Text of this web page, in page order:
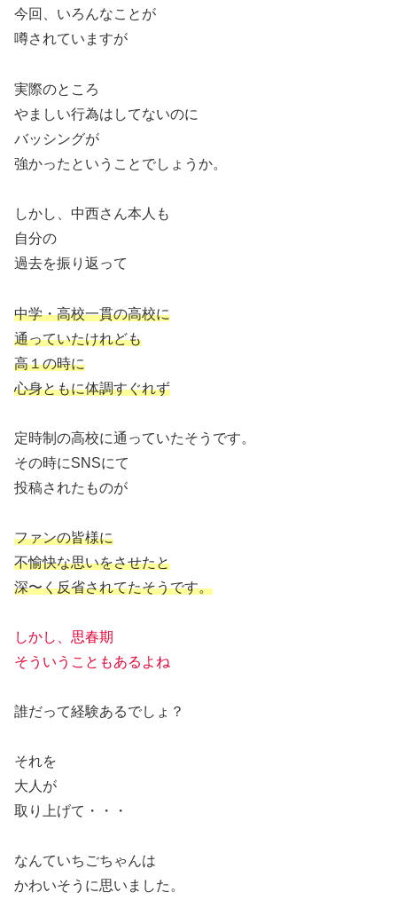
今回、いろんなことが
噂されていますが
実際のところ
やましい行為はしてないのに
バッシングが
強かったということでしょうか。
しかし、中西さん本人も
自分の
過去を振り返って
中学・高校一貫の高校に
通っていたけれども
高１の時に
心身ともに体調すぐれず
定時制の高校に通っていたそうです。
その時にSNSにて
投稿されたものが
ファンの皆様に
不愉快な思いをさせたと
深〜く反省されてたそうです。
しかし、思春期
そういうこともあるよね
誰だって経験あるでしょ？
それを
大人が
取り上げて・・・
なんていちごちゃんは
かわいそうに思いました。